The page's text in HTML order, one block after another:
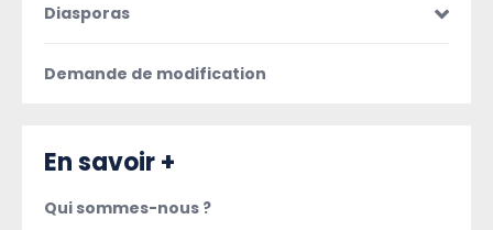
Diasporas
Demande de modification
En savoir +
Qui sommes-nous ?